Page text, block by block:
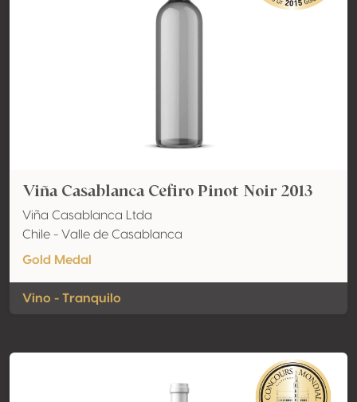
Viña Casablanca Cefiro Pinot Noir 2013
Viña Casablanca Ltda
Chile - Valle de Casablanca
Gold Medal
Vino - Tranquilo